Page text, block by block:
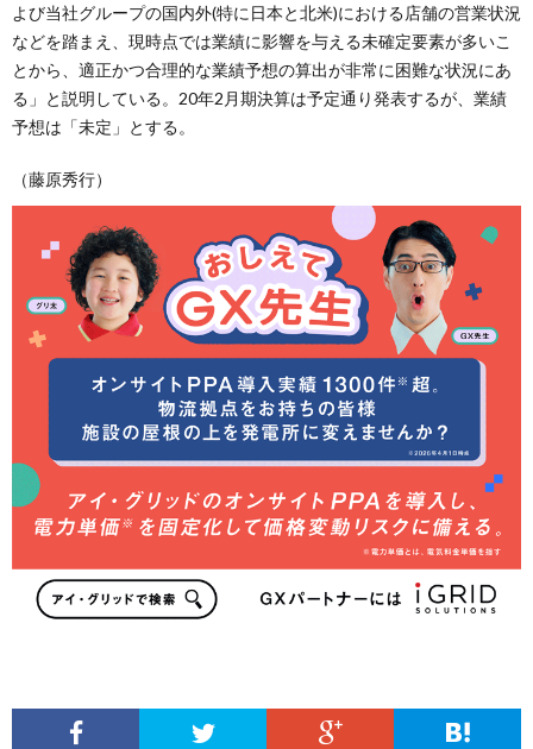
よび当社グループの国内外(特に日本と北米)における店舗の営業状況
などを踏まえ、現時点では業績に影響を与える未確定要素が多いこ
とから、適正かつ合理的な業績予想の算出が非常に困難な状況にあ
る」と説明している。20年2月期決算は予定通り発表するが、業績
予想は「未定」とする。
（藤原秀行）